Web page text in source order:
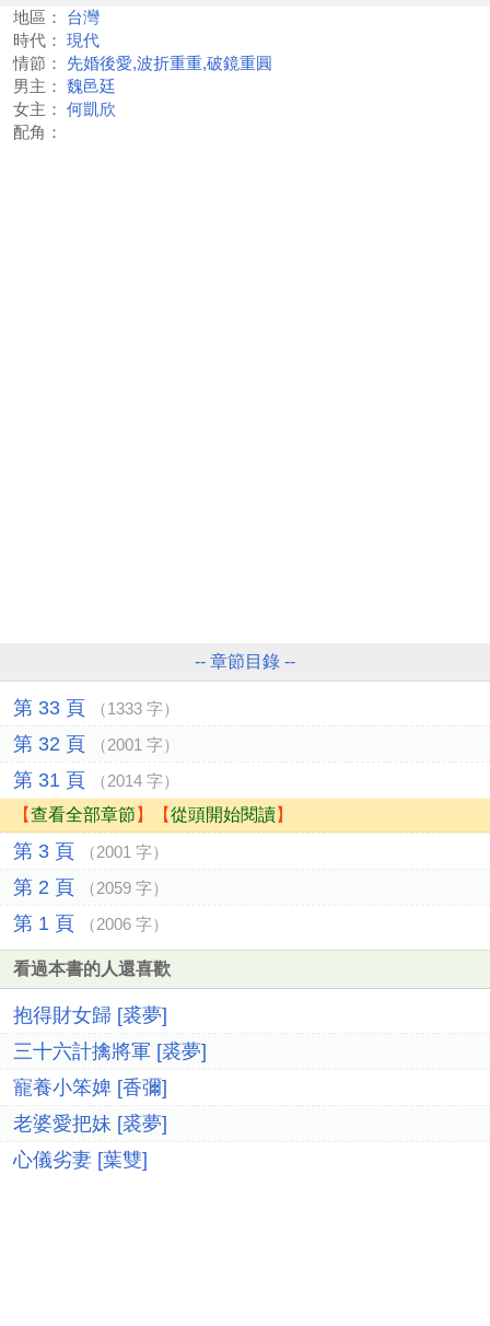
地區：
台灣
時代：
現代
情節：
先婚後愛,波折重重,破鏡重圓
男主：
魏邑廷
女主：
何凱欣
配角：
-- 章節目錄 --
第 33 頁 （1333 字）
第 32 頁 （2001 字）
第 31 頁 （2014 字）
【查看全部章節 】【從頭開始閱讀】
第 3 頁 （2001 字）
第 2 頁 （2059 字）
第 1 頁 （2006 字）
看過本書的人還喜歡
抱得財女歸 [裘夢]
三十六計擒將軍 [裘夢]
寵養小笨婢 [香彌]
老婆愛把妹 [裘夢]
心儀劣妻 [葉雙]